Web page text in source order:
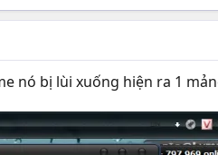
nó bị lùi xuống hiện ra 1